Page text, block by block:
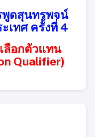
พูดสุนทรพจน์
เทศ ครั้งที่ 4
ลือกตัวแทน
Qualifier)